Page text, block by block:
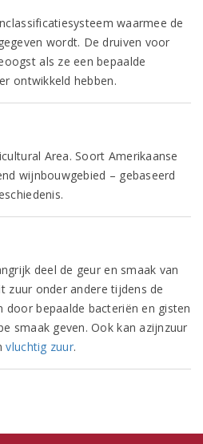
waarmee de
wordt. De druiven voor
als ze een bepaalde
ontwikkeld hebben.
Area. Soort Amerikaanse
wijnbouwgebied – gebaseerd
deel de geur en smaak van
zuur onder andere tijdens de
bepaalde bacteriën en gisten
smaak geven. Ook kan azijnzuur
vluchtig zuur.